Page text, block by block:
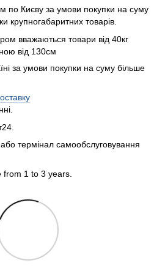
по Києву за умови покупки на суму
крупногабаритних товарів.
вважаються товари від 40кг
від 130см
за умови покупки на суму більше
термінал самообслуговування
from 1 to 3 years.